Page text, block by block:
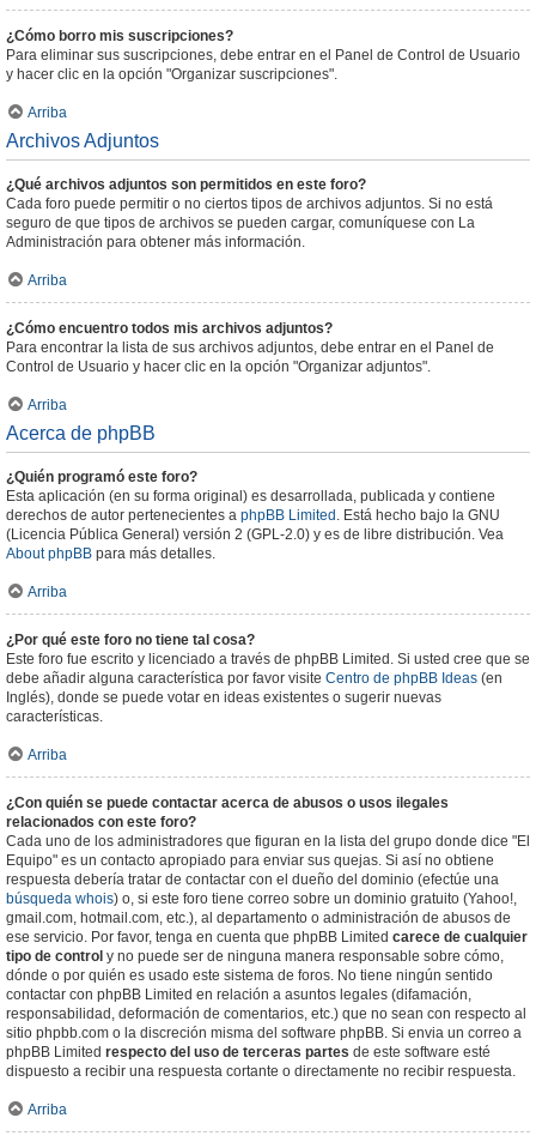
¿Cómo borro mis suscripciones?
Para eliminar sus suscripciones, debe entrar en el Panel de Control de Usuario
y hacer clic en la opción "Organizar suscripciones".
Arriba
Archivos Adjuntos
¿Qué archivos adjuntos son permitidos en este foro?
Cada foro puede permitir o no ciertos tipos de archivos adjuntos. Si no está
seguro de que tipos de archivos se pueden cargar, comuníquese con La
Administración para obtener más información.
Arriba
¿Cómo encuentro todos mis archivos adjuntos?
Para encontrar la lista de sus archivos adjuntos, debe entrar en el Panel de
Control de Usuario y hacer clic en la opción "Organizar adjuntos".
Arriba
Acerca de phpBB
¿Quién programó este foro?
Esta aplicación (en su forma original) es desarrollada, publicada y contiene
derechos de autor pertenecientes a phpBB Limited . Está hecho bajo la GNU
(Licencia Pública General) versión 2 (GPL-2.0) y es de libre distribución. Vea
About phpBB para más detalles.
Arriba
¿Por qué este foro no tiene tal cosa?
Este foro fue escrito y licenciado a través de phpBB Limited. Si usted cree que se
debe añadir alguna característica por favor visite Centro de phpBB Ideas (en
Inglés), donde se puede votar en ideas existentes o sugerir nuevas
características.
Arriba
¿Con quién se puede contactar acerca de abusos o usos ilegales
relacionados con este foro?
Cada uno de los administradores que figuran en la lista del grupo donde dice "El
Equipo" es un contacto apropiado para enviar sus quejas. Si así no obtiene
respuesta debería tratar de contactar con el dueño del dominio (efectúe una
búsqueda whois) o, si este foro tiene correo sobre un dominio gratuito (Yahoo!,
gmail.com, hotmail.com, etc.), al departamento o administración de abusos de
ese servicio. Por favor, tenga en cuenta que phpBB Limited carece de cualquier
tipo de control y no puede ser de ninguna manera responsable sobre cómo,
dónde o por quién es usado este sistema de foros. No tiene ningún sentido
contactar con phpBB Limited en relación a asuntos legales (difamación,
responsabilidad, deformación de comentarios, etc.) que no sean con respecto al
sitio phpbb.com o la discreción misma del software phpBB. Si envia un correo a
phpBB Limited respecto del uso de terceras partes de este software esté
dispuesto a recibir una respuesta cortante o directamente no recibir respuesta.
Arriba